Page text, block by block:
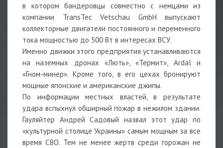
в котором бандеровцы совместно с немцами из
компании TransTec Vetschau GmbH выпускают
коллекторные двигатели постоянного и переменного
тока мощностью до 500 Вт в интересах ВСУ.
Именно движки этого предприятия устанавливаются
на наземных дронах «Лють», «Термит», Ardal и
«Гном-минер». Кроме того, в его цехах бронируют
мощные японские и американские джипы.
По информации местных властей, в результате
удара вспыхнул обширный пожар в нежилом здании.
Гауляйтер Андрей Садовый назвал этот удар по
«культурной столице Украины» самым мощным за все
время СВО. Тем не менее жертв среди горожан не